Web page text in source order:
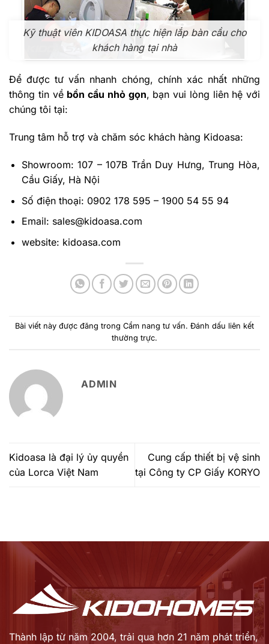
Kỹ thuật viên KIDOASA thực hiện lắp bàn cầu cho
khách hàng tại nhà
Để được tư vấn nhanh chóng, chính xác nhất những
thông tin về bồn cầu nhỏ gọn, bạn vui lòng liên hệ với
chúng tôi tại:
Trung tâm hỗ trợ và chăm sóc khách hàng Kidoasa:
Showroom: 107 – 107B Trần Duy Hưng, Trung Hòa,
Cầu Giấy, Hà Nội
Số điện thoại: 0902 178 595 – 1900 54 55 94
Email: sales@kidoasa.com
website: kidoasa.com
Bài viết này được đăng trong Cẩm nang tư vấn. Đánh dấu liên kết
thường trực.
ADMIN
Kidoasa là đại lý ủy quyền
của Lorca Việt Nam
Cung cấp thiết bị vệ sinh
tại Công ty CP Giấy KORYO
Thành lập từ năm 2004, trải qua hơn 21 năm phát triển,